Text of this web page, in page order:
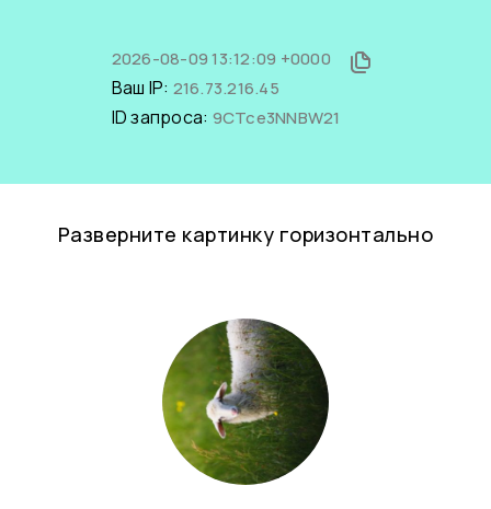
2026-08-09 13:12:09 +0000
Ваш IP: 216.73.216.45
ID запроса: 9CTce3NNBW21
Разверните картинку горизонтально